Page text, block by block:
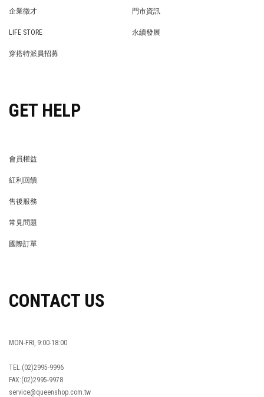
企業徵才
門市資訊
LIFE STORE
永續發展
穿搭特派員招募
GET HELP
會員權益
紅利回饋
售後服務
常見問題
國際訂單
CONTACT US
MON-FRI, 9:00-18:00
TEL:(02)2995-9996
FAX:(02)2995-9978
service@queenshop.com.tw